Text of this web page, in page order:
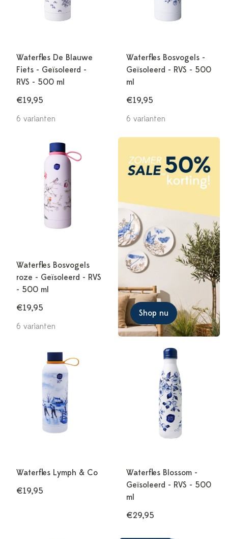
Waterfles De Blauwe
Fiets - Geïsoleerd -
RVS - 500 ml
€19,95
6 varianten
Waterfles Bosvogels -
Geïsoleerd - RVS - 500
ml
€19,95
6 varianten
Waterfles Bosvogels
roze - Geïsoleerd - RVS
- 500 ml
€19,95
6 varianten
Shop nu
Waterfles Lymph & Co
€19,95
Waterfles Blossom -
Geïsoleerd - RVS - 500
ml
€29,95